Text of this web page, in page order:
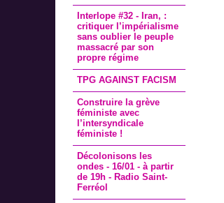
Interlope #32 - Iran, :
critiquer l’impérialisme
sans oublier le peuple
massacré par son
propre régime
TPG AGAINST FACISM
Construire la grève
féministe avec
l’intersyndicale
féministe !
Décolonisons les
ondes - 16/01 - à partir
de 19h - Radio Saint-
Ferréol